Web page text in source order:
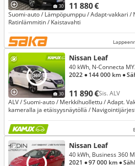
30 11 880 €
Suomi-auto / Lämpöpumppu / Adapt-vakkari /
Ratinlämmitin / Kaistavahti
30
Nissan Leaf
11 890 €Sis. ALV
2022 ● 144 000 km ●
ALV / Suomi-auto / Merkkihuollettu / Adapt.
kameralla ja etäisyysnäytöllä /
Nissan Leaf
2021 ● 97 000 km ●